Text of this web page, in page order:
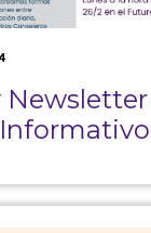
Newsletter